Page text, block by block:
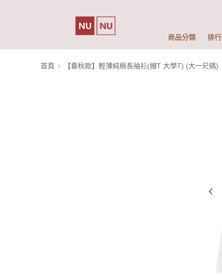
商品分類 排
首頁 【春秋款】輕薄純棉長袖衫(帽T 大學T) (大一尺碼)